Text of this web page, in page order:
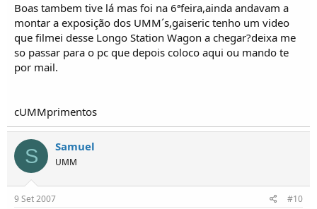
Boas tambem tive lá mas foi na 6ªfeira,ainda andavam a
montar a exposição dos UMM´s,gaiseric tenho um video
que filmei desse Longo Station Wagon a chegar?deixa me
so passar para o pc que depois coloco aqui ou mando te
por mail.
cUMMprimentos
S Samuel
UMM
9 Set 2007 #10